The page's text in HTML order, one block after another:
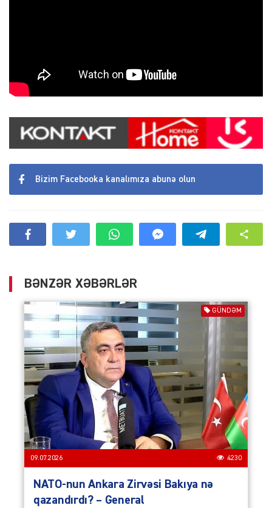
Bizim Facebooka kanalımıza abunə olun
BƏNZƏR XƏBƏRLƏR
GÜNDƏM
09.07.2026 4230
NATO-nun Ankara Zirvəsi Bakıya nə
qazandırdı? – General